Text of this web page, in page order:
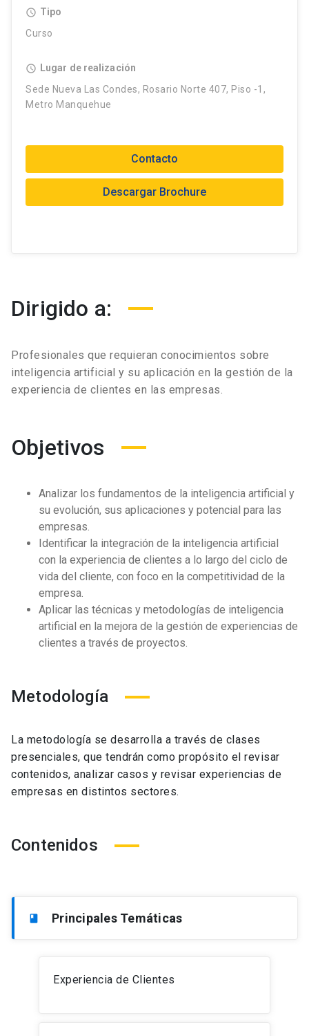
access_time Tipo
Curso
access_time Lugar de realización
Sede Nueva Las Condes, Rosario Norte 407, Piso -1,
Metro Manquehue
Contacto
Descargar Brochure
Dirigido a:
Profesionales que requieran conocimientos sobre
inteligencia artificial y su aplicación en la gestión de la
experiencia de clientes en las empresas.
Objetivos
Analizar los fundamentos de la inteligencia artificial y
su evolución, sus aplicaciones y potencial para las
empresas.
Identificar la integración de la inteligencia artificial
con la experiencia de clientes a lo largo del ciclo de
vida del cliente, con foco en la competitividad de la
empresa.
Aplicar las técnicas y metodologías de inteligencia
artificial en la mejora de la gestión de experiencias de
clientes a través de proyectos.
Metodología
La metodología se desarrolla a través de clases
presenciales, que tendrán como propósito el revisar
contenidos, analizar casos y revisar experiencias de
empresas en distintos sectores.
Contenidos
book Principales Temáticas
Experiencia de Clientes